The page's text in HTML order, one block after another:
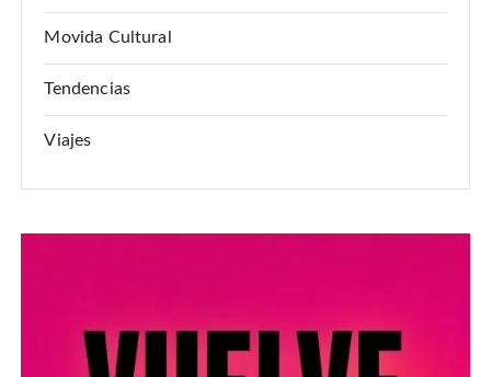
Movida Cultural
Tendencias
Viajes